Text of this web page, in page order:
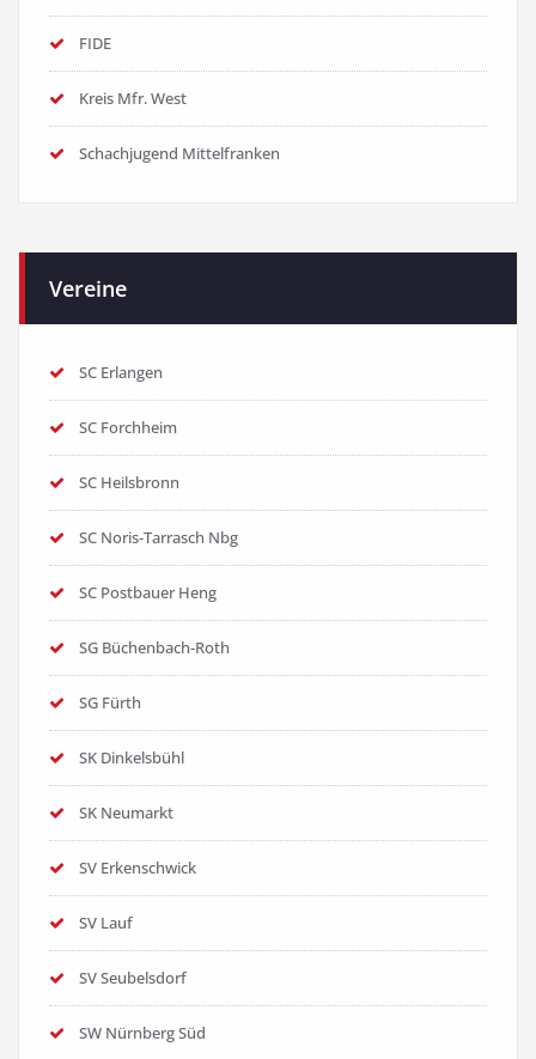
FIDE
Kreis Mfr. West
Schachjugend Mittelfranken
Vereine
SC Erlangen
SC Forchheim
SC Heilsbronn
SC Noris-Tarrasch Nbg
SC Postbauer Heng
SG Büchenbach-Roth
SG Fürth
SK Dinkelsbühl
SK Neumarkt
SV Erkenschwick
SV Lauf
SV Seubelsdorf
SW Nürnberg Süd